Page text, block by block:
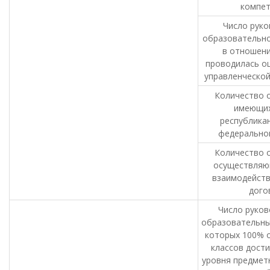
Число
в
проводилась
Количество
Количество
Число
которых 100%
классов
уровня